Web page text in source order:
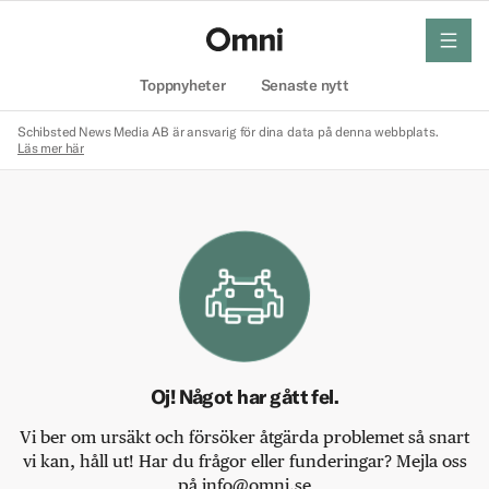
Toppnyheter Senaste nytt
meny
Schibsted News Media AB är ansvarig för dina data på denna webbplats.
Läs mer här
Oj! Något har gått fel.
Vi ber om ursäkt och försöker åtgärda problemet så snart
vi kan, håll ut! Har du frågor eller funderingar? Mejla oss